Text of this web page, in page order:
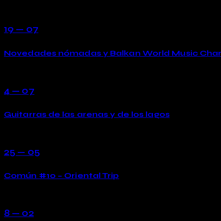
19 — 07
Novedades nómadas y Balkan World Music
4 — 07
Guitarras de las arenas y de los lagos
25 — 05
Común #10 – Oriental Trip
8 — 02